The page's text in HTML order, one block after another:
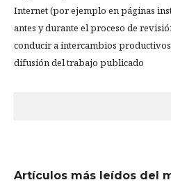
Internet (por ejemplo en páginas
antes y durante el proceso de
conducir a intercambios
difusión del trabajo publicado
Artículos más leídos del